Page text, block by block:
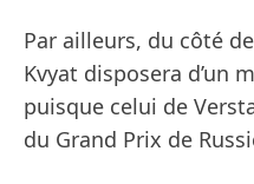
Par ailleurs, du côté
Kvyat disposera d’un
puisque celui de
du Grand Prix de